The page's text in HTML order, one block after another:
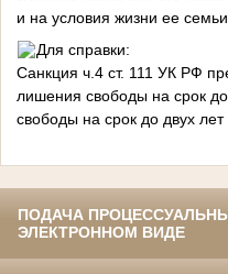
и на условия жизни ее семьи.
Для справки:
Санкция ч.4 ст. 111 УК РФ
лишения свободы на срок
свободы на срок до двух лет
ПОДАЧА
ЭЛЕКТРОННОМ ВИДЕ